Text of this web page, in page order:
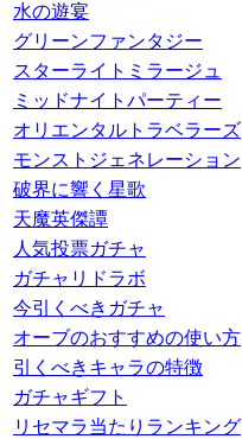
水の遊宴
グリーンファンタジー
スターライトミラージュ
ミッドナイトパーティー
オリエンタルトラベラーズ
モンストジェネレーション
破界に響く星歌
天魔英傑譚
人気投票ガチャ
ガチャリドラボ
今引くべきガチャ
オーブのおすすめの使い方
引くべきキャラの特徴
ガチャギフト
リセマラ当たりランキング